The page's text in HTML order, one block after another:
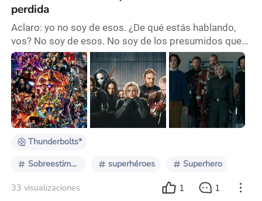
perdida
Aclaro: yo no soy de esos. ¿De qué estás hablando,
vos? No soy de esos. No soy de los presumidos que
creen que el cine de superhéroes contemporáneo es
la ruina del arte, ni de los artistas, ni que son manchas
imborrables para los actores y las actrices que toman
el trabajo. No soy de los que creen que si el artista
elige el dinero está asesinando su espíritu, ni
alejándose de su misión en el mundo
Thunderbolts*
Sobreestimada superhéroes Superhero
33 visualizaciones 1 1